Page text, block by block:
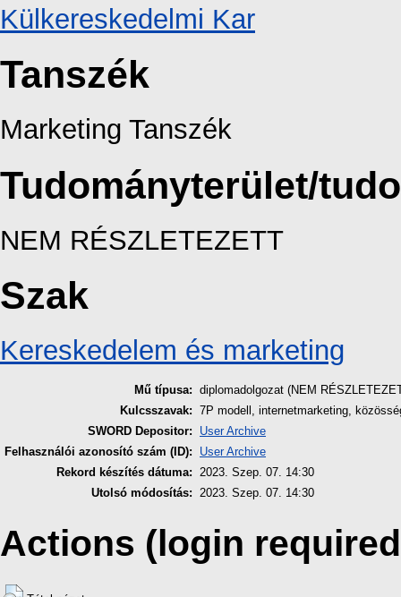
Külkereskedelmi Kar
Tanszék
Marketing Tanszék
Tudományterület/
NEM RÉSZLETEZETT
Szak
Kereskedelem és marketing
Mű típusa: diplomadolgozat (NEM
Kulcsszavak: 7P modell, internetmarketing,
SWORD Depositor:
User Archive
Felhasználói azonosító szám (ID):
User Archive
Rekord készítés dátuma:
2023. Szep. 07. 14:30
Utolsó módosítás:
2023. Szep. 07. 14:30
Actions (login